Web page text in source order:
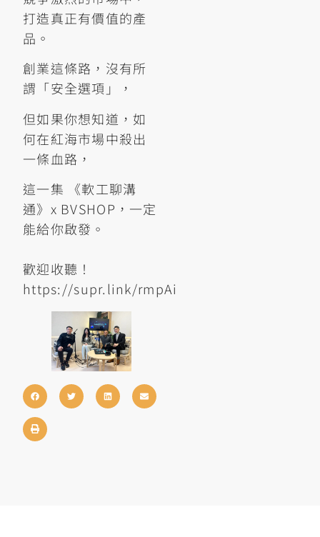
打造真正有價值的產
品。
創業這條路，沒有所
謂「安全選項」，
但如果你想知道，如
何在紅海市場中殺出
一條血路，
這一集 《軟工聊溝
通》x BVSHOP，一定
能給你啟發。
歡迎收聽！
https://supr.link/rmpAi